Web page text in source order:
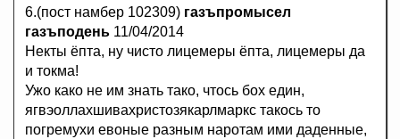
6.(пост намбер 102309) газъпромысел
газъподень 11/04/2014
Некты ёпта, ну чисто лицемеры ёпта, лицемеры да
и токма!
Ужо како не им знать тако, чтось бох един,
ягвэоллахшивахристозякарлмаркс такось то
погремухи евоные разным наротам ими даденные,